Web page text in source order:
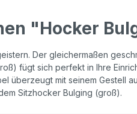
"Hocker
Der gleichermaßen
fügt sich perfekt in Ihre
überzeugt mit seinem Gestell
Sitzhocker Bulging (groß).